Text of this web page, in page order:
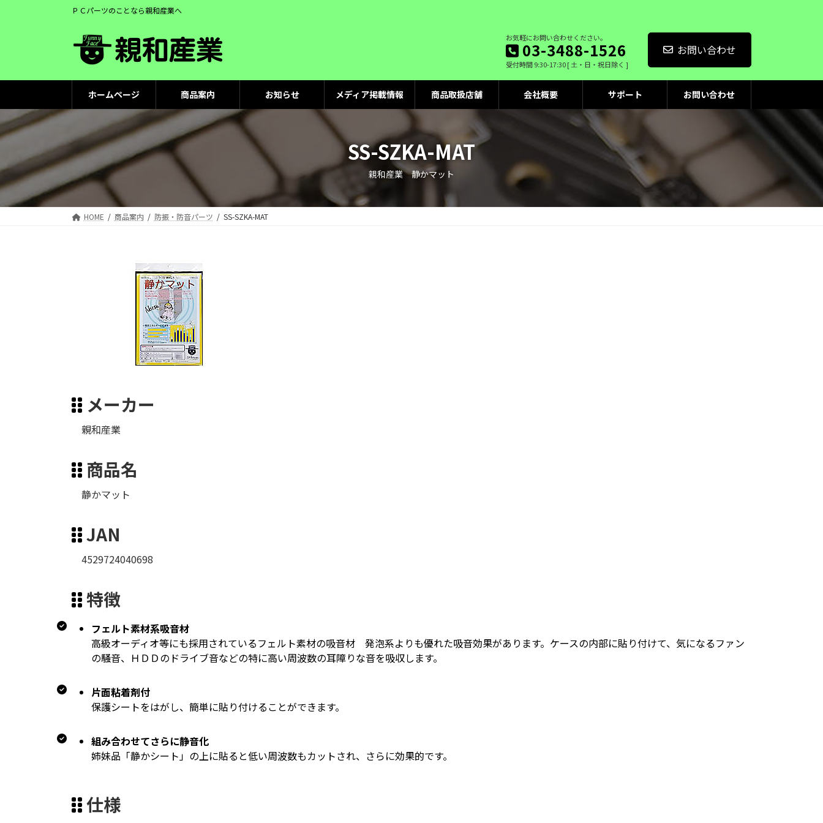
へ
キ
ッ
プ
ョ
に
移
動
ＰＣパーツのことなら親和産業へ
お気軽にお問い合わせください。
03-3488-1526
受付時間 9:30-17:30 [ 土・日・祝日除く ]
お問い合わせ
ホームページ 商品案内 お知らせ メディア掲載情報 商品取扱店舗 会社概要 サポート お問い合わせ
SS-SZKA-MAT
親和産業 静かマット
HOME 商品案内 防振・防音パーツ SS-SZKA-MAT
メーカー
親和産業
商品名
静かマット
JAN
4529724040698
特徴
フェルト素材系吸音材
高級オーディオ等にも採用されているフェルト素材の吸音材 発泡系よりも優れた吸音効果があります。ケースの内部に貼り付けて、気になるファン
の騒音、ＨＤＤのドライブ音などの特に高い周波数の耳障りな音を吸収します。
片面粘着剤付
保護シートをはがし、簡単に貼り付けることができます。
組み合わせてさらに静音化
姉妹品「静かシート」の上に貼ると低い周波数もカットされ、さらに効果的です。
仕様